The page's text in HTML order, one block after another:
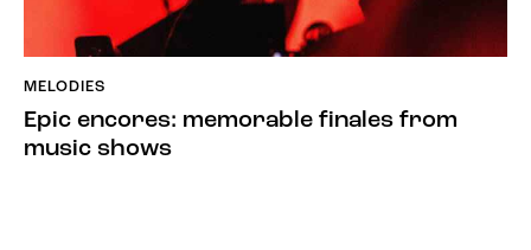
MELODIES
Epic encores: memorable finales from
music shows